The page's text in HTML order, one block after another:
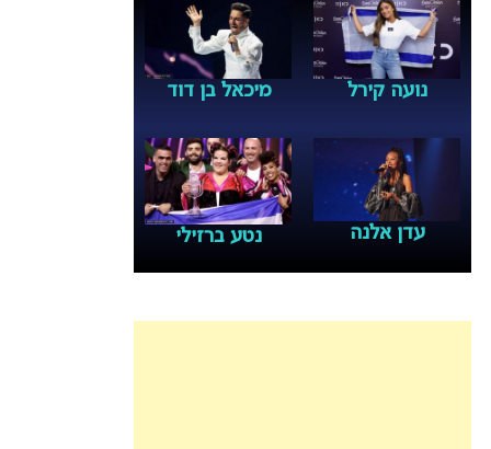
נועה קירל מיכאל בן דוד
עדן אלנה נטע ברזילי